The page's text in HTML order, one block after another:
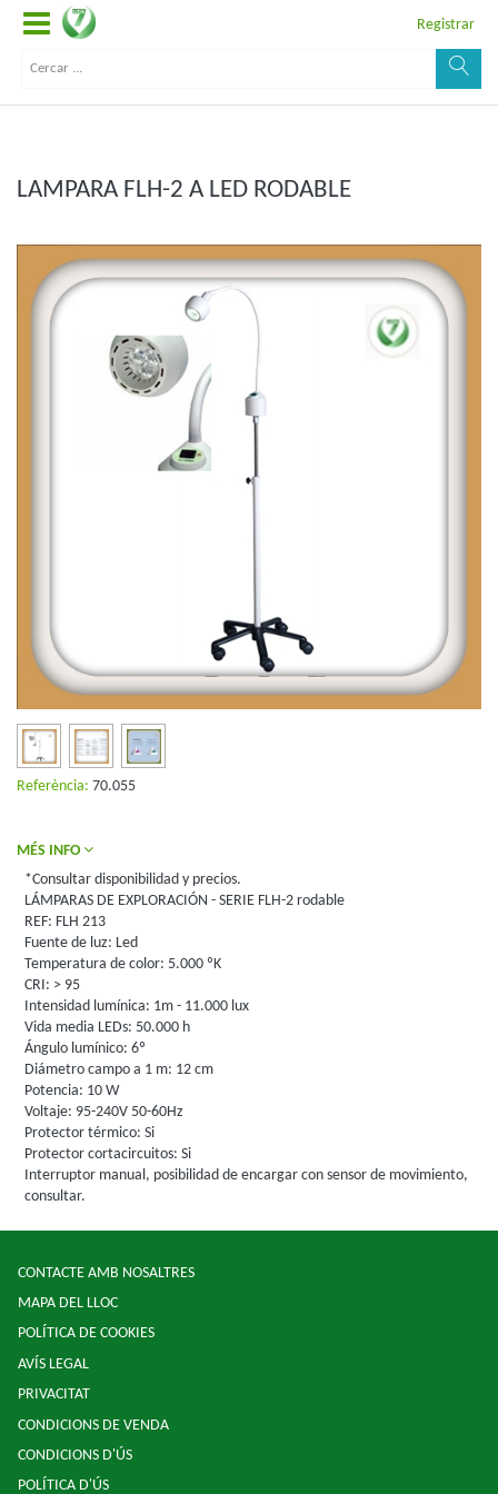
Registrar
LAMPARA FLH-2 A LED RODABLE
Referència: 70.055
MÉS INFO
*Consultar disponibilidad y precios.
LÁMPARAS DE EXPLORACIÓN - SERIE FLH-2 rodable
REF: FLH 213
Fuente de luz: Led
Temperatura de color: 5.000 ºK
CRI: > 95
Intensidad lumínica: 1m - 11.000 lux
Vida media LEDs: 50.000 h
Ángulo lumínico: 6º
Diámetro campo a 1 m: 12 cm
Potencia: 10 W
Voltaje: 95-240V 50-60Hz
Protector térmico: Si
Protector cortacircuitos: Si
Interruptor manual, posibilidad de encargar con sensor de movimiento,
consultar.
CONTACTE AMB NOSALTRES
MAPA DEL LLOC
POLÍTICA DE COOKIES
AVÍS LEGAL
PRIVACITAT
CONDICIONS DE VENDA
CONDICIONS D'ÚS
POLÍTICA D'ÚS